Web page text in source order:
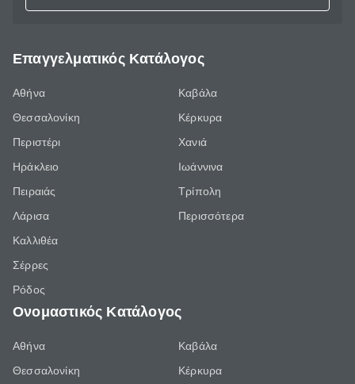
Επαγγελματικός Κατάλογος
Αθήνα
Θεσσαλονίκη
Περιστέρι
Ηράκλειο
Πειραιάς
Λάρισα
Καλλιθέα
Σέρρες
Ρόδος
Καβάλα
Κέρκυρα
Χανιά
Ιωάννινα
Τρίπολη
Περισσότερα
Ονομαστικός Κατάλογος
Αθήνα
Θεσσαλονίκη
Καβάλα
Κέρκυρα